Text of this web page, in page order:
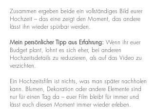
Zusammen ergeben beide ein vollständiges Bild eurer
Hochzeit – das eine zeigt den Moment, das andere
lässt ihn wieder spürbar werden.
Mein persönlicher Tipp aus Erfahrung: Wenn ihr euer
Budget plant, lohnt es sich eher, bei anderen
Hochzeitsdetails zu reduzieren, als auf das Video zu
verzichten.
Ein Hochzeitsfilm ist nichts, was man später nachholen
kann. Blumen, Dekoration oder andere Elemente sind
nur für einen Tag da – euer Film bleibt für immer und
lässt euch diesen Moment immer wieder erleben.